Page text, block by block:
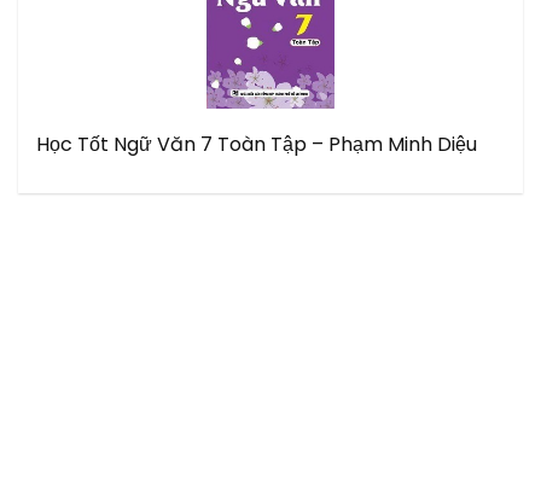
Học Tốt Ngữ Văn 7 Toàn Tập – Phạm Minh Diệu